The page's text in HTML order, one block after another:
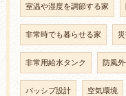
室温や湿度を調節する家
非常時でも暮らせる家
非常用給水タンク 防風
パッシブ設計 空気環境